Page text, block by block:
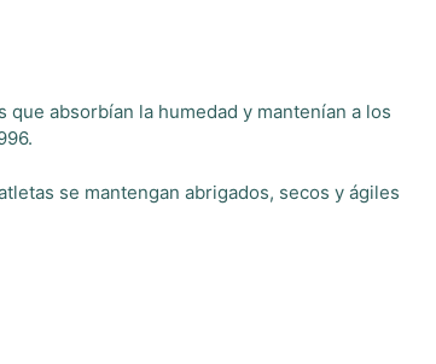
absorbían la humedad y mantenían a los
se mantengan abrigados, secos y ágiles